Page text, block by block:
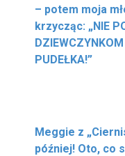
– potem moja
krzycząc: „NIE
PUDEŁKA!”
Meggie z
później! Oto, co